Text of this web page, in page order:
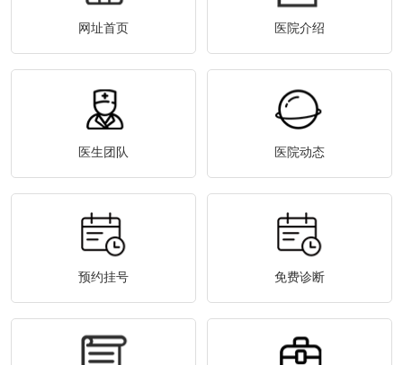
网址首页 医院介绍
医生团队 医院动态
预约挂号 免费诊断